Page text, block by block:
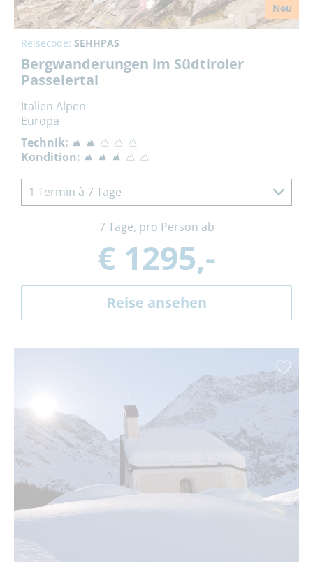
Neu
Reisecode: SEHHPAS
Bergwanderungen im Südtiroler
Passeiertal
Italien Alpen
Europa
Technik:
Kondition:
1 Termin à 7 Tage
7 Tage, pro Person ab
€ 1295,-
Reise ansehen